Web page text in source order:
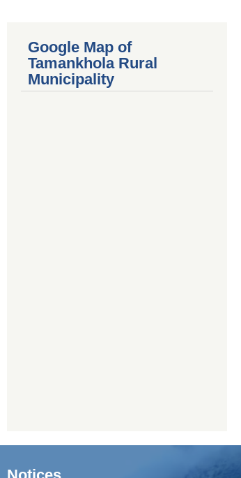
Google Map of
Tamankhola Rural
Municipality